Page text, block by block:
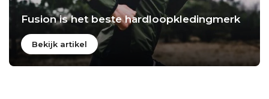
Fusion is het beste hardloopkledingmerk
Bekijk artikel